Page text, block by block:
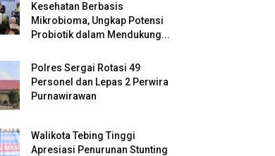
Kesehatan Berbasis
Mikrobioma, Ungkap Potensi
Probiotik dalam Mendukung...
Polres Sergai Rotasi 49
Personel dan Lepas 2 Perwira
Purnawirawan
Walikota Tebing Tinggi
Apresiasi Penurunan Stunting